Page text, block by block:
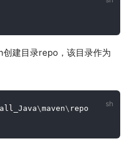
建目录repo，该目录作为
\maven\